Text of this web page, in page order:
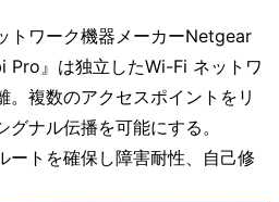
トワーク機器メーカーNetgear
Pro』は独立したWi-Fi ネットワ
。複数のアクセスポイントをリ
ナル伝播を可能にする。
ートを確保し障害耐性、自己修